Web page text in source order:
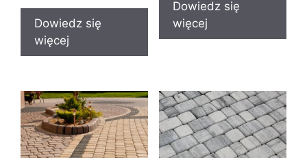
Dowiedz się
więcej
Dowiedz się
więcej